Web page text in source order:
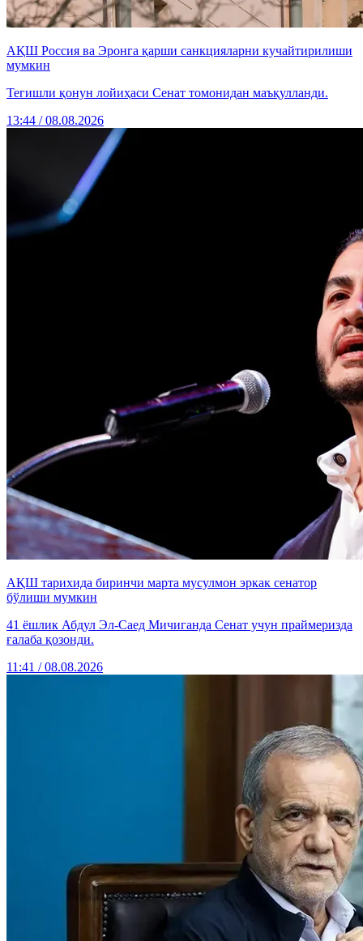
АҚШ Россия ва Эронга қарши санкцияларни кучайтирилиши
мумкин
Тегишли қонун лойиҳаси Сенат томонидан маъқулланди.
13:44 / 08.08.2026
АҚШ тарихида биринчи марта мусулмон эркак сенатор
бўлиши мумкин
41 ёшлик Абдул Эл-Саед Мичиганда Сенат учун праймеризда
ғалаба қозонди.
11:41 / 08.08.2026